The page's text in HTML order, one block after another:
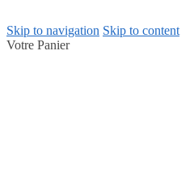
Skip to navigation Skip to content
Votre Panier